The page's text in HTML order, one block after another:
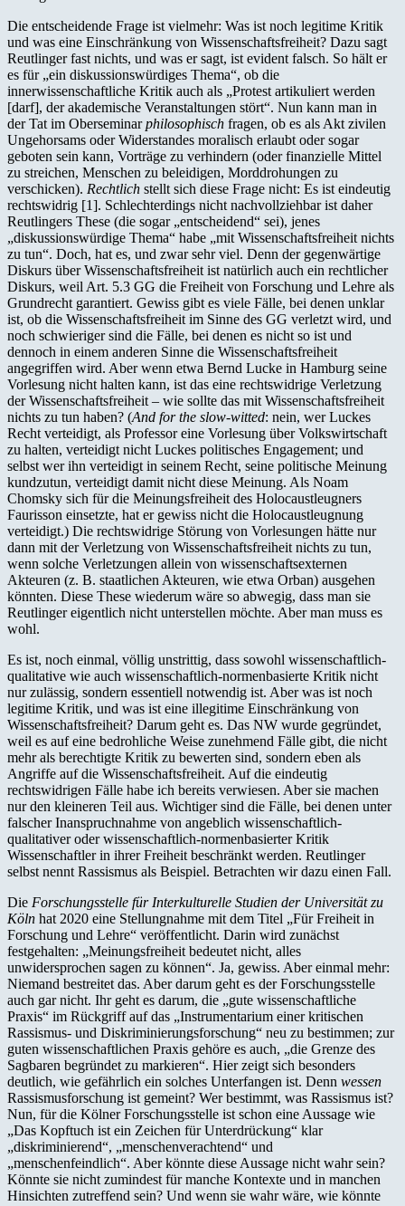
Die entscheidende Frage ist vielmehr: Was ist noch legitime Kritik
und was eine Einschränkung von Wissenschaftsfreiheit? Dazu sagt
Reutlinger fast nichts, und was er sagt, ist evident falsch. So hält er
es für „ein diskussionswürdiges Thema“, ob die
innerwissenschaftliche Kritik auch als „Protest artikuliert werden
[darf], der akademische Veranstaltungen stört“. Nun kann man in
der Tat im Oberseminarphilosophisch fragen, ob es als Akt zivilen
Ungehorsams oder Widerstandes moralisch erlaubt oder sogar
geboten sein kann, Vorträge zu verhindern (oder finanzielle Mittel
zu streichen, Menschen zu beleidigen, Morddrohungen zu
verschicken). Rechtlich stellt sich diese Frage nicht: Es ist eindeutig
rechtswidrig [1]. Schlechterdings nicht nachvollziehbar ist daher
Reutlingers These (die sogar „entscheidend“ sei), jenes
„diskussionswürdige Thema“ habe „mit Wissenschaftsfreiheit nichts
zu tun“. Doch, hat es, und zwar sehr viel. Denn der gegenwärtige
Diskurs über Wissenschaftsfreiheit ist natürlich auch ein rechtlicher
Diskurs, weil Art. 5.3 GG die Freiheit von Forschung und Lehre als
Grundrecht garantiert. Gewiss gibt es viele Fälle, bei denen unklar
ist, ob die Wissenschaftsfreiheit im Sinne des GG verletzt wird, und
noch schwieriger sind die Fälle, bei denen es nicht so ist und
dennoch in einem anderen Sinne die Wissenschaftsfreiheit
angegriffen wird. Aber wenn etwa Bernd Lucke in Hamburg seine
Vorlesung nicht halten kann, ist das eine rechtswidrige Verletzung
der Wissenschaftsfreiheit ‒ wie sollte das mit Wissenschaftsfreiheit
nichts zu tun haben? (And for the slow-witted: nein, wer Luckes
Recht verteidigt, als Professor eine Vorlesung über Volkswirtschaft
zu halten, verteidigt nicht Luckes politisches Engagement; und
selbst wer ihn verteidigt in seinem Recht, seine politische Meinung
kundzutun, verteidigt damit nicht diese Meinung. Als Noam
Chomsky sich für die Meinungsfreiheit des Holocaustleugners
Faurisson einsetzte, hat er gewiss nicht die Holocaustleugnung
verteidigt.) Die rechtswidrige Störung von Vorlesungen hätte nur
dann mit der Verletzung von Wissenschaftsfreiheit nichts zu tun,
wenn solche Verletzungen allein von wissenschaftsexternen
Akteuren (z. B. staatlichen Akteuren, wie etwa Orban) ausgehen
könnten. Diese These wiederum wäre so abwegig, dass man sie
Reutlinger eigentlich nicht unterstellen möchte. Aber man muss es
wohl.
Es ist, noch einmal, völlig unstrittig, dass sowohl wissenschaftlich-
qualitative wie auch wissenschaftlich-normenbasierte Kritik nicht
nur zulässig, sondern essentiell notwendig ist. Aber was ist noch
legitime Kritik, und was ist eine illegitime Einschränkung von
Wissenschaftsfreiheit? Darum geht es. Das NW wurde gegründet,
weil es auf eine bedrohliche Weise zunehmend Fälle gibt, die nicht
mehr als berechtigte Kritik zu bewerten sind, sondern eben als
Angriffe auf die Wissenschaftsfreiheit. Auf die eindeutig
rechtswidrigen Fälle habe ich bereits verwiesen. Aber sie machen
nur den kleineren Teil aus. Wichtiger sind die Fälle, bei denen unter
falscher Inanspruchnahme von angeblich wissenschaftlich-
qualitativer oder wissenschaftlich-normenbasierter Kritik
Wissenschaftler in ihrer Freiheit beschränkt werden. Reutlinger
selbst nennt Rassismus als Beispiel. Betrachten wir dazu einen Fall.
Die Forschungsstelle für Interkulturelle Studien der Universität zu
Köln hat 2020 eine Stellungnahme mit dem Titel „Für Freiheit in
Forschung und Lehre“ veröffentlicht. Darin wird zunächst
festgehalten: „Meinungsfreiheit bedeutet nicht, alles
unwidersprochen sagen zu können“. Ja, gewiss. Aber einmal mehr:
Niemand bestreitet das. Aber darum geht es der Forschungsstelle
auch gar nicht. Ihr geht es darum, die „gute wissenschaftliche
Praxis“ im Rückgriff auf das „Instrumentarium einer kritischen
Rassismus- und Diskriminierungsforschung“ neu zu bestimmen; zur
guten wissenschaftlichen Praxis gehöre es auch, „die Grenze des
Sagbaren begründet zu markieren“. Hier zeigt sich besonders
deutlich, wie gefährlich ein solches Unterfangen ist. Denn wessen
Rassismusforschung ist gemeint? Wer bestimmt, was Rassismus ist?
Nun, für die Kölner Forschungsstelle ist schon eine Aussage wie
„Das Kopftuch ist ein Zeichen für Unterdrückung“ klar
„diskriminierend“, „menschenverachtend“ und
„menschenfeindlich“. Aber könnte diese Aussage nicht wahr sein?
Könnte sie nicht zumindest für manche Kontexte und in manchen
Hinsichten zutreffend sein? Und wenn sie wahr wäre, wie könnte